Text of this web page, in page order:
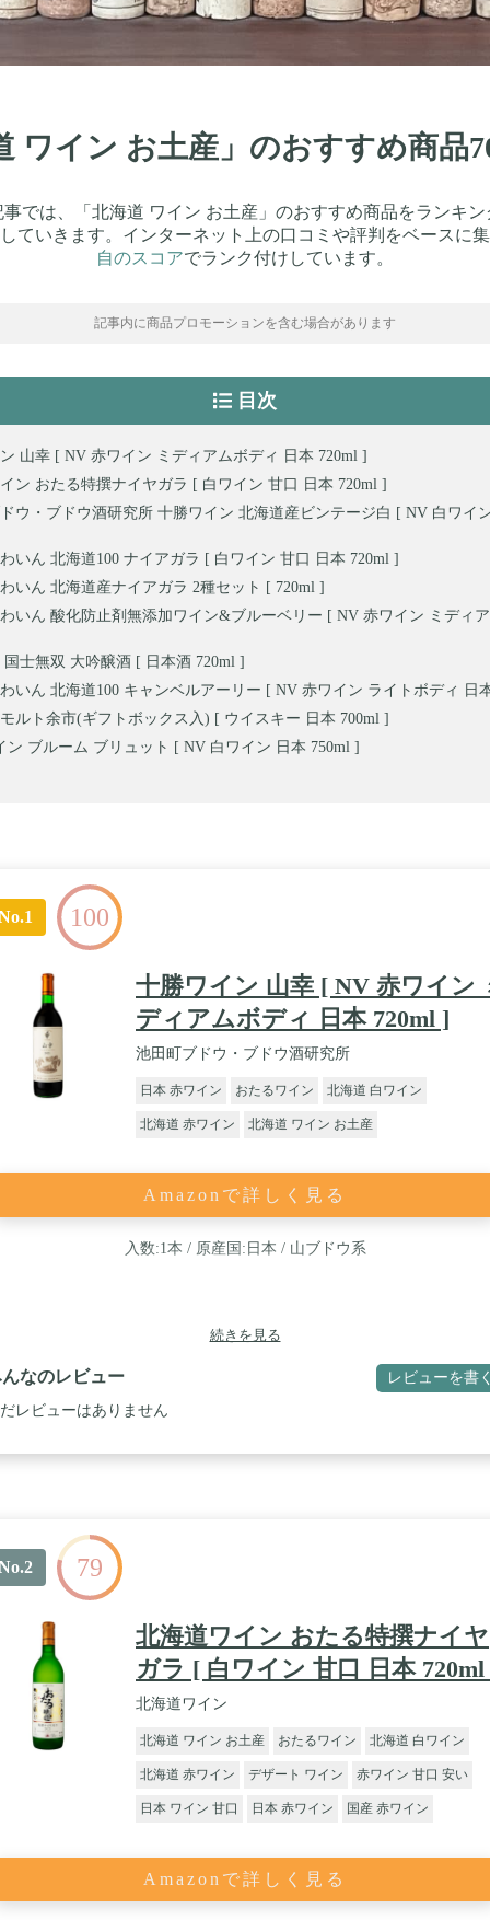
ワイン お土産」のおすすめ商品
事では、「北海道 ワイン お土産」のおすすめ商品をランキン
ていきます。インターネット上の口コミや評判をベースに
自のスコアでランク付けしています。
記事内に商品プロモーションを含む場合があります
目次
山幸 [ NV 赤ワイン ミディアムボディ 日本 720ml ]
ン おたる特撰ナイヤガラ [ 白ワイン 甘口 日本 720ml ]
ウ・ブドウ酒研究所 十勝ワイン 北海道産ビンテージ白 [ NV 白ワイ
いん 北海道100 ナイアガラ [ 白ワイン 甘口 日本 720ml ]
いん 北海道産ナイアガラ 2種セット [ 720ml ]
いん 酸化防止剤無添加ワイン&ブルーベリー [ NV 赤ワイン ミディ
国士無双 大吟醸酒 [ 日本酒 720ml ]
いん 北海道100 キャンベルアーリー [ NV 赤ワイン ライトボディ 日
ルト余市(ギフトボックス入) [ ウイスキー 日本 700ml ]
ン ブルーム ブリュット [ NV 白ワイン 日本 750ml ]
100
十勝ワイン 山幸 [ NV 赤ワイン
ディアムボディ 日本 720ml ]
池田町ブドウ・ブドウ酒研究所
日本 赤ワイン おたるワイン 北海道 白ワイン
北海道 赤ワイン 北海道 ワイン お土産
Amazonで詳しく見る
入数:1本 / 原産国:日本 / 山ブドウ系
続きを見る
なのレビュー レビューを書
レビューはありません
79
北海道ワイン おたる特撰ナイヤ
ガラ [ 白ワイン 甘口 日本
北海道ワイン
北海道 ワイン お土産 おたるワイン 北海道 白ワイン
北海道 赤ワイン デザート ワイン 赤ワイン 甘口 安い
日本 ワイン 甘口 日本 赤ワイン 国産 赤ワイン
Amazonで詳しく見る